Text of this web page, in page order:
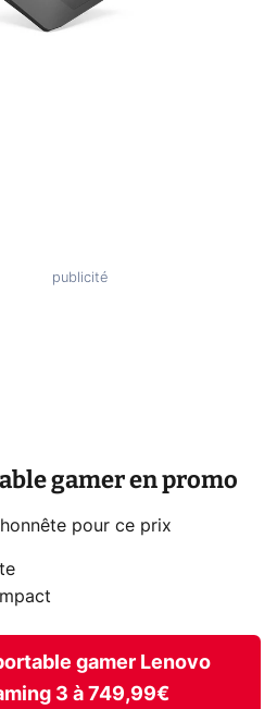
gamer en promo
pour ce prix
gamer Lenovo
3 à 749,99€